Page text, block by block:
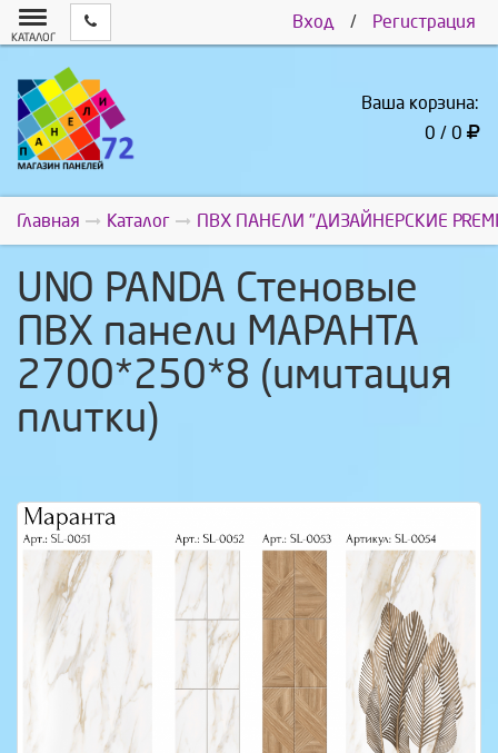
Вход / Регистрация
КАТАЛОГ
Ваша корзина:
0 / 0
Главная Каталог ПВХ ПАНЕЛИ "ДИЗАЙНЕРСКИЕ
UNO PANDA Стеновые
ПВХ панели МАРАНТА
2700*250*8 (имитация
плитки)